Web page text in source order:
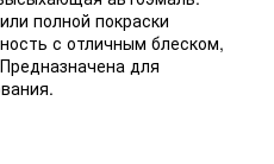
полной покраски
с отличным блеском,
для